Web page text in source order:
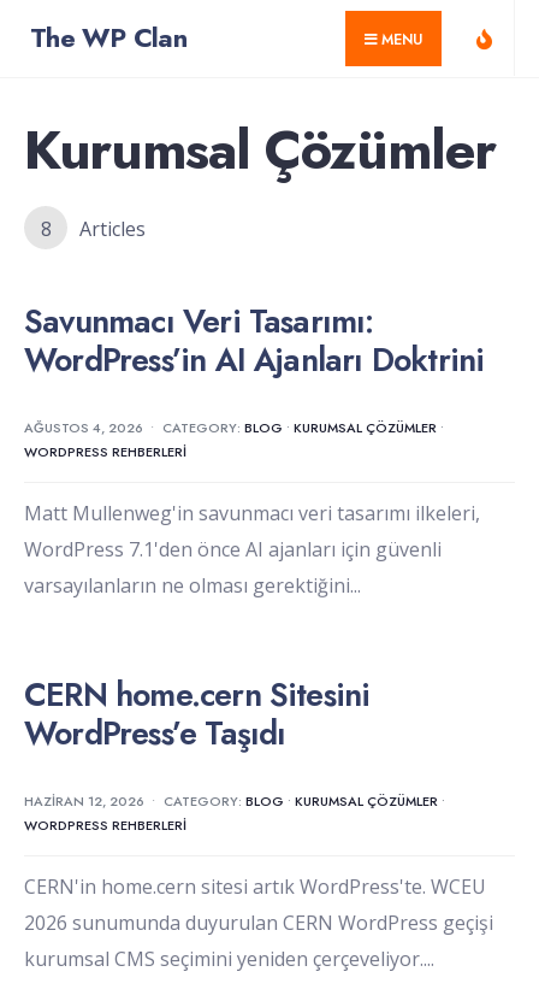
The WP Clan MENU
Kurumsal Çözümler
8 Articles
Savunmacı Veri Tasarımı:
WordPress’in AI Ajanları Doktrini
AĞUSTOS 4, 2026 • CATEGORY: BLOG • KURUMSAL ÇÖZÜMLER •
WORDPRESS REHBERLERI
Matt Mullenweg'in savunmacı veri tasarımı ilkeleri,
WordPress 7.1'den önce AI ajanları için güvenli
varsayılanların ne olması gerektiğini...
CERN home.cern Sitesini
WordPress’e Taşıdı
HAZIRAN 12, 2026 • CATEGORY: BLOG • KURUMSAL ÇÖZÜMLER •
WORDPRESS REHBERLERI
CERN'in home.cern sitesi artık WordPress'te. WCEU
2026 sunumunda duyurulan CERN WordPress geçişi
kurumsal CMS seçimini yeniden çerçeveliyor....